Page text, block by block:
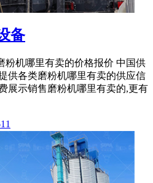
备
粉机哪里有卖的价格报价 中国供
供各类磨粉机哪里有卖的供应信
展示销售磨粉机哪里有卖的,更有